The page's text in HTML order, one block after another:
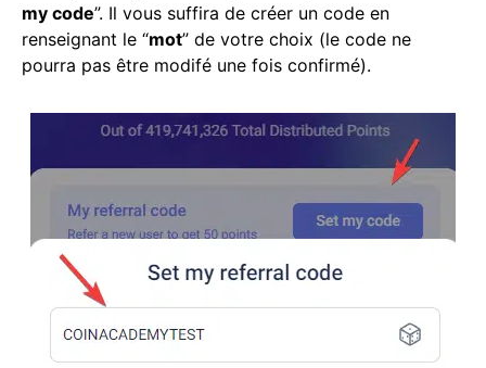
my code”. Il vous suffira de créer un code en
renseignant le “mot” de votre choix (le code ne
pourra pas être modifé une fois confirmé).